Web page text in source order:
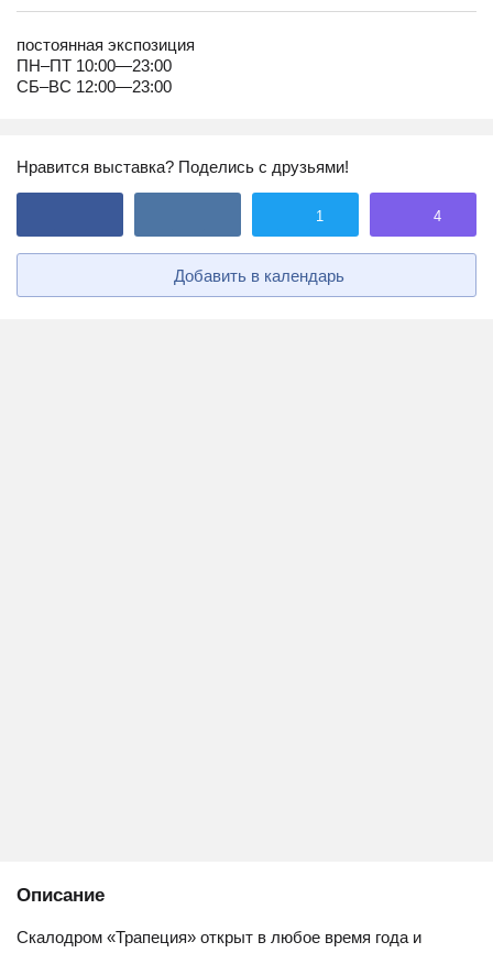
постоянная экспозиция
ПН–ПТ 10:00—23:00
СБ–ВС 12:00—23:00
Нравится выставка? Поделись с друзьями!
1 4
Добавить в календарь
Описание
Скалодром «Трапеция» открыт в любое время года и